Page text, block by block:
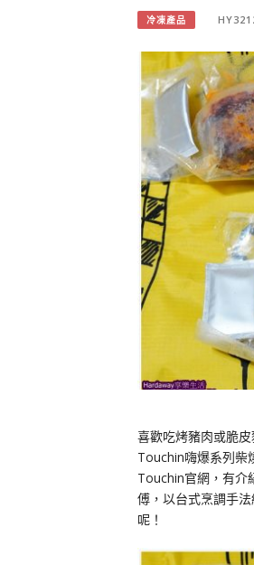
冷凍產品
喜歡吃烤豬肉或脆
Touchin嗨爆系列柴
Touchin官網，有介
傅，以台式烹調手
呢！